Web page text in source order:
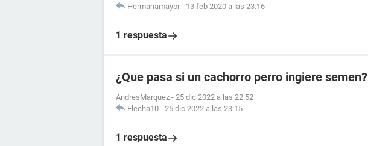
Hermanamayor - 13 feb 2020 a las 23:16
1 respuesta
¿Que pasa si un cachorro perro ingiere semen?
AndresMarquez - 25 dic 2022 a las 22:52
Flecha10 - 25 dic 2022 a las 23:15
1 respuesta